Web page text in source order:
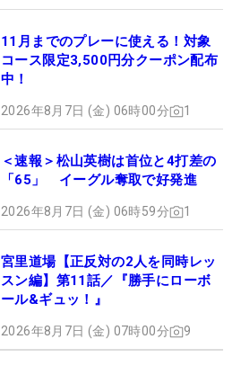
11月までのプレーに使える！対象
コース限定3,500円分クーポン配布
中！
2026年8月7日 (金) 06時00分 1
＜速報＞松山英樹は首位と4打差の
「65」 イーグル奪取で好発進
2026年8月7日 (金) 06時59分 1
宮里道場【正反対の2人を同時レッ
スン編】第11話／『勝手にローボ
ール&ギュッ！』
2026年8月7日 (金) 07時00分 9